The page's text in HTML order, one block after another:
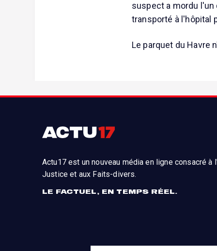
suspect a mordu
transporté à l'hôpital
Le parquet du Havre
Actu17 est un nouveau média en ligne consacré à
Justice et aux Faits-divers.
LE FACTUEL, EN TEMPS RÉEL.